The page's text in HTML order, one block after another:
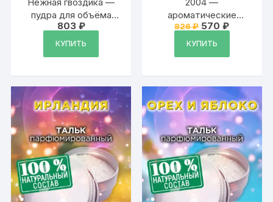
пудра для объёма
волос Аурасо, 20 гр
803 ₽
КУПИТЬ
ароматические
кубики Аурасо,
ароматический воск,
аромакубики для
826₽ Первоначальная
цена
составляла
570₽Текущая
цена:
КУПИТЬ